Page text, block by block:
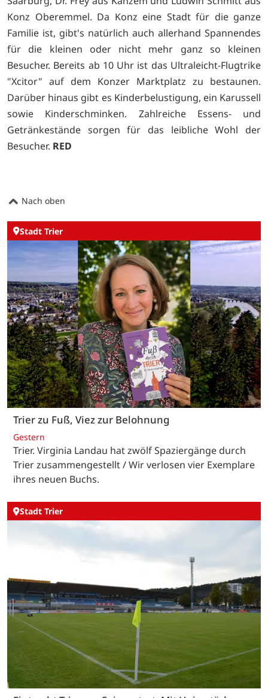
Konz Oberemmel. Da Konz eine Stadt für die ganze
Familie ist, gibt's natürlich auch allerhand Spannendes
für die kleinen oder nicht mehr ganz so kleinen
Besucher. Bereits ab 10 Uhr ist das Ultraleicht-Flugtrike
"Xcitor" auf dem Konzer Marktplatz zu bestaunen.
Darüber hinaus gibt es Kinderbelustigung, ein Karussell
sowie Kinderschminken. Zahlreiche Essens- und
Getränkestände sorgen für das leibliche Wohl der
Besucher. RED
Nach oben
Stadt Trier
Trier zu Fuß, Viez zur Belohnung
Gestern
Trier. Virginia Landau hat zwölf Spaziergänge durch
Trier zusammengestellt / Wir verlosen vier Exemplare
ihres neuen Buchs.
Stadt Trier